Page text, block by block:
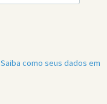
Saiba como seus dados em